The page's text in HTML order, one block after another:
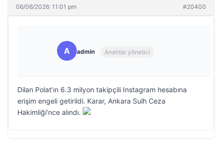
06/06/2026: 11:01 pm #20400
A admin Anahtar yönetici
Dilan Polat’ın 6.3 milyon takipçili Instagram hesabına
erişim engeli getirildi. Karar, Ankara Sulh Ceza
Hakimliği’nce alındı.